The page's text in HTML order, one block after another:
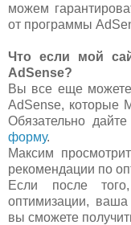
можем
от программы
Что если мой
AdSense?
Вы все еще можете
AdSense, которые
Обязательно
форму.
Максим
рекомендации по
Если после
оптимизации, ваша
вы сможете